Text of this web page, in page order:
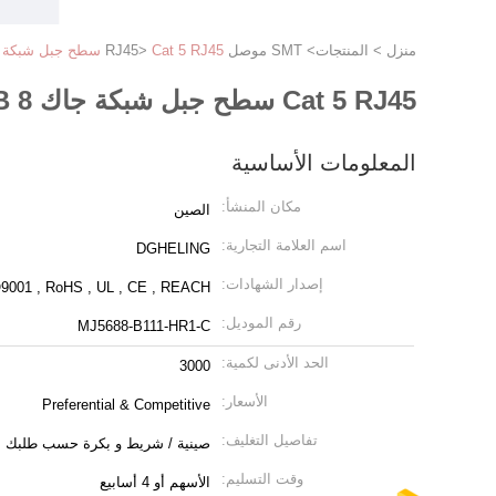
منزل > المنتجات> SMT موصل RJ45 > Cat 5 RJ45 سطح جبل شبكة جاك 8 PINs PCB زاوية مستقيمة متزايد
Cat 5 RJ45 سطح جبل شبكة جاك 8 PINs PCB زاوية مستقيمة متزايد
المعلومات الأساسية
مكان المنشأ: الصين
اسم العلامة التجارية: DGHELING
إصدار الشهادات: , RoHS , UL , CE , REACH
رقم الموديل: MJ5688-B111-HR1-C
الحد الأدنى لكمية: 3000
الأسعار: Preferential & Competitive
تفاصيل التغليف: صينية / شريط و بكرة حسب طلبك
وقت التسليم: الأسهم أو 4 أسابيع